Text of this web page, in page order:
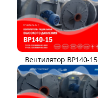
Вентилятор ВР140-15